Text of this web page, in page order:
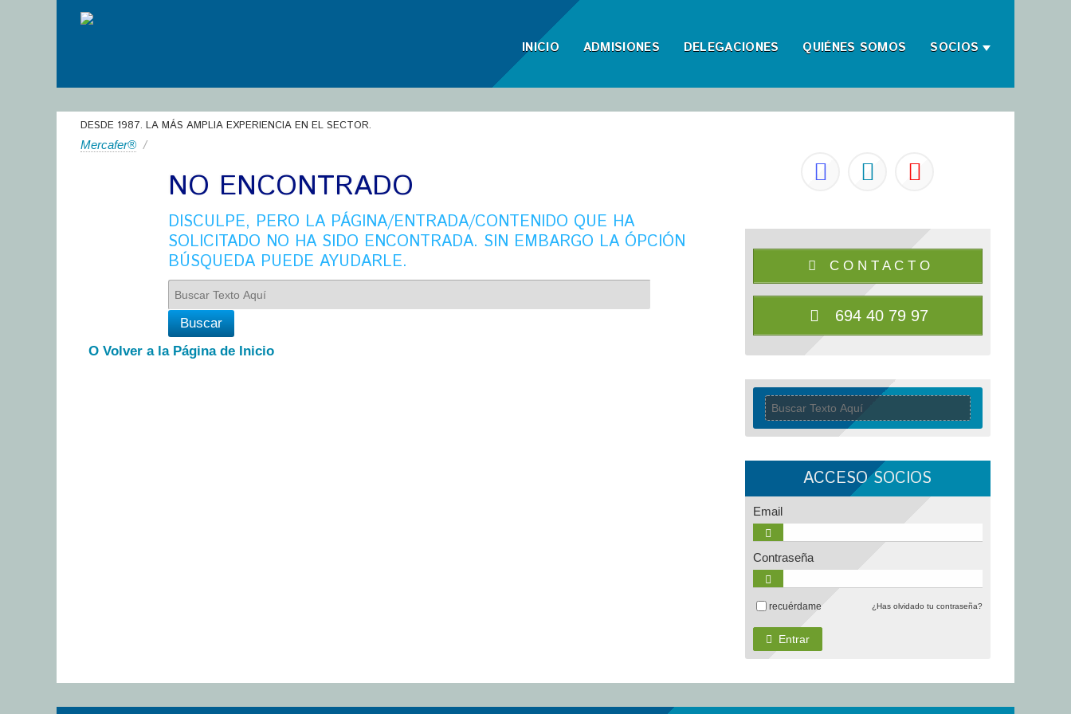
INICIO ADMISIONES DELEGACIONES QUIÉNES SOMOS SOCIOS
DESDE 1987. LA MÁS AMPLIA EXPERIENCIA EN EL SECTOR.
Mercafer® /
NO ENCONTRADO
DISCULPE, PERO LA PÁGINA/ENTRADA/CONTENIDO QUE HA
SOLICITADO NO HA SIDO ENCONTRADA. SIN EMBARGO LA ÓPCIÓN
BÚSQUEDA PUEDE AYUDARLE.
O Volver a la Página de Inicio
C O N T A C T O
694 40 79 97
ACCESO SOCIOS
Email
Contraseña
recuérdame ¿Has olvidado tu contraseña?
Entrar